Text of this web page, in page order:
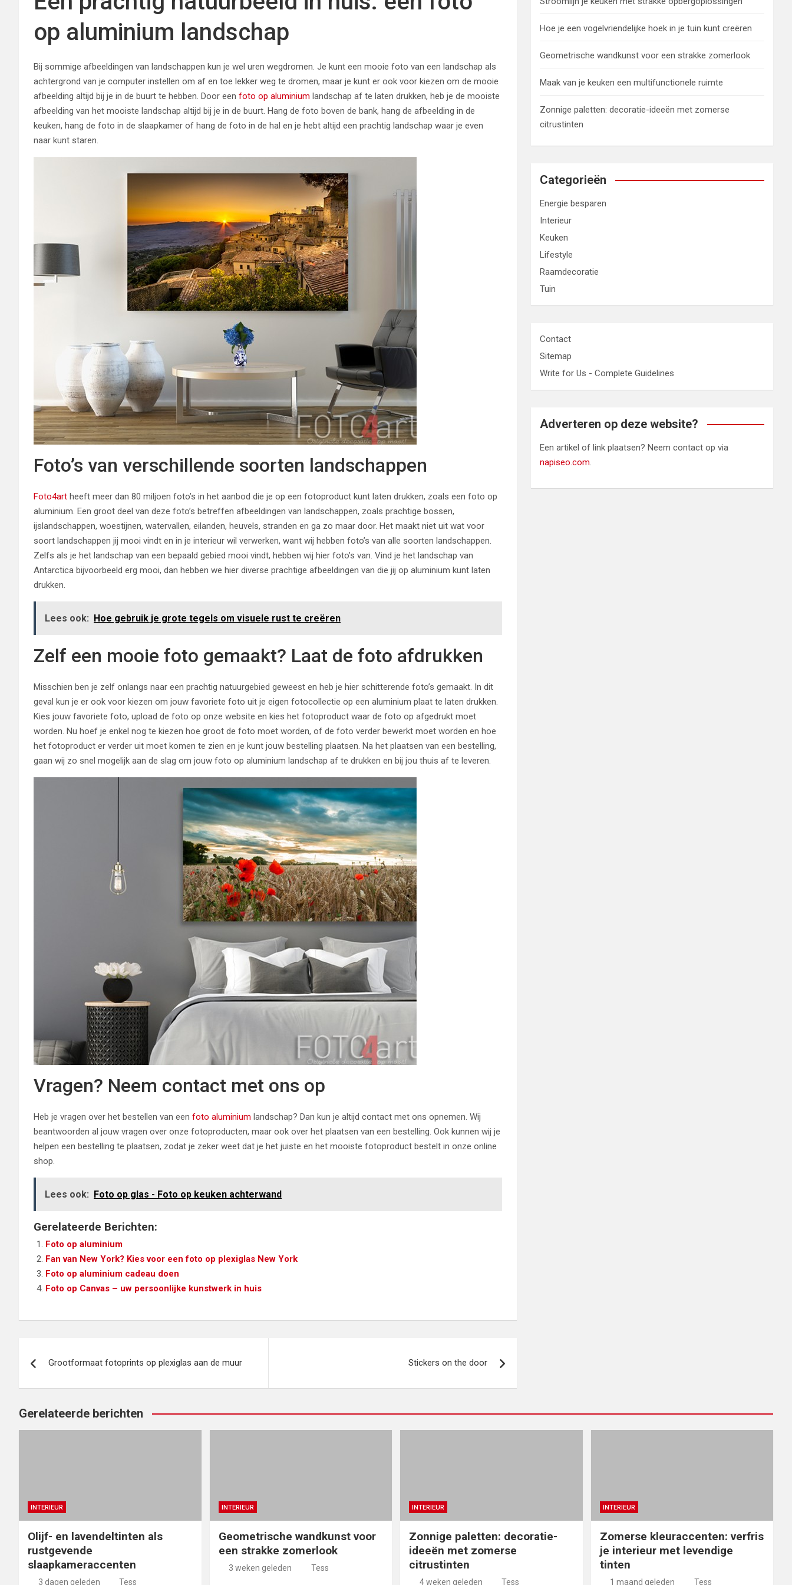
op aluminium landschap
Bij sommige afbeeldingen van landschappen kun je wel uren wegdromen. Je kunt een mooie foto van een landschap als
achtergrond van je computer instellen om af en toe lekker weg te dromen, maar je kunt er ook voor kiezen om de mooie
afbeelding altijd bij je in de buurt te hebben. Door een foto op aluminium landschap af te laten drukken, heb je de mooiste
afbeelding van het mooiste landschap altijd bij je in de buurt. Hang de foto boven de bank, hang de afbeelding in de
keuken, hang de foto in de slaapkamer of hang de foto in de hal en je hebt altijd een prachtig landschap waar je even
naar kunt staren.
Foto’s van verschillende soorten landschappen
Foto4art heeft meer dan 80 miljoen foto’s in het aanbod die je op een fotoproduct kunt laten drukken, zoals een foto op
aluminium. Een groot deel van deze foto’s betreffen afbeeldingen van landschappen, zoals prachtige bossen,
ijslandschappen, woestijnen, watervallen, eilanden, heuvels, stranden en ga zo maar door. Het maakt niet uit wat voor
soort landschappen jij mooi vindt en in je interieur wil verwerken, want wij hebben foto’s van alle soorten landschappen.
Zelfs als je het landschap van een bepaald gebied mooi vindt, hebben wij hier foto’s van. Vind je het landschap van
Antarctica bijvoorbeeld erg mooi, dan hebben we hier diverse prachtige afbeeldingen van die jij op aluminium kunt laten
drukken.
Lees ook: Hoe gebruik je grote tegels om visuele rust te creëren
Zelf een mooie foto gemaakt? Laat de foto afdrukken
Misschien ben je zelf onlangs naar een prachtig natuurgebied geweest en heb je hier schitterende foto’s gemaakt. In dit
geval kun je er ook voor kiezen om jouw favoriete foto uit je eigen fotocollectie op een aluminium plaat te laten drukken.
Kies jouw favoriete foto, upload de foto op onze website en kies het fotoproduct waar de foto op afgedrukt moet
worden. Nu hoef je enkel nog te kiezen hoe groot de foto moet worden, of de foto verder bewerkt moet worden en hoe
het fotoproduct er verder uit moet komen te zien en je kunt jouw bestelling plaatsen. Na het plaatsen van een bestelling,
gaan wij zo snel mogelijk aan de slag om jouw foto op aluminium landschap af te drukken en bij jou thuis af te leveren.
Vragen? Neem contact met ons op
Heb je vragen over het bestellen van een foto aluminium landschap? Dan kun je altijd contact met ons opnemen. Wij
beantwoorden al jouw vragen over onze fotoproducten, maar ook over het plaatsen van een bestelling. Ook kunnen wij je
helpen een bestelling te plaatsen, zodat je zeker weet dat je het juiste en het mooiste fotoproduct bestelt in onze online
shop.
Lees ook: Foto op glas - Foto op keuken achterwand
Gerelateerde Berichten:
Foto op aluminium
Fan van New York? Kies voor een foto op plexiglas New York
Foto op aluminium cadeau doen
Foto op Canvas – uw persoonlijke kunstwerk in huis
navigatie
Grootformaat fotoprints op plexiglas aan de muur Stickers on the door
Hoe je een vogelvriendelijke hoek in je tuin kunt creëren
Geometrische wandkunst voor een strakke zomerlook
Maak van je keuken een multifunctionele ruimte
Zonnige paletten: decoratie-ideeën met zomerse
citrustinten
Categorieën
Energie besparen
Interieur
Keuken
Lifestyle
Raamdecoratie
Tuin
Contact
Sitemap
Write for Us - Complete Guidelines
Adverteren op deze website?
Een artikel of link plaatsen? Neem contact op via
napiseo.com.
Gerelateerde berichten
INTERIEUR
Olijf- en lavendeltinten als
rustgevende
slaapkameraccenten
3 dagen geleden Tess
INTERIEUR
Geometrische wandkunst voor
een strakke zomerlook
3 weken geleden Tess
INTERIEUR
Zonnige paletten: decoratie-
ideeën met zomerse
citrustinten
4 weken geleden Tess
INTERIEUR
Zomerse kleuraccenten: verfris
je interieur met levendige
tinten
1 maand geleden Tess